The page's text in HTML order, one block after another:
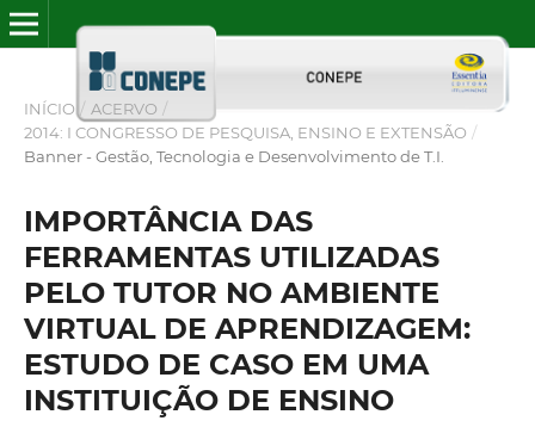
INÍCIO / ACERVO /
2014: I CONGRESSO DE PESQUISA, ENSINO E EXTENSÃO /
Banner - Gestão, Tecnologia e Desenvolvimento de T.I.
IMPORTÂNCIA DAS
FERRAMENTAS UTILIZADAS
PELO TUTOR NO AMBIENTE
VIRTUAL DE APRENDIZAGEM:
ESTUDO DE CASO EM UMA
INSTITUIÇÃO DE ENSINO